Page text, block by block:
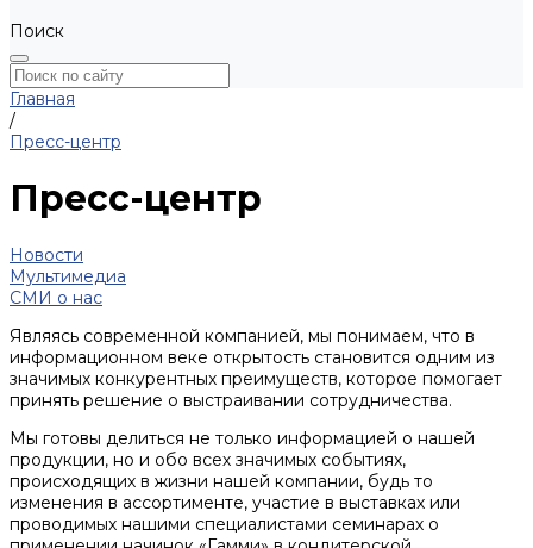
Поиск
Главная
/
Пресс-центр
Пресс-центр
Новости
Мультимедиа
СМИ о нас
Являясь современной компанией, мы понимаем, что в
информационном веке открытость становится одним из
значимых конкурентных преимуществ, которое помогает
принять решение о выстраивании сотрудничества.
Мы готовы делиться не только информацией о нашей
продукции, но и обо всех значимых событиях,
происходящих в жизни нашей компании, будь то
изменения в ассортименте, участие в выставках или
проводимых нашими специалистами семинарах о